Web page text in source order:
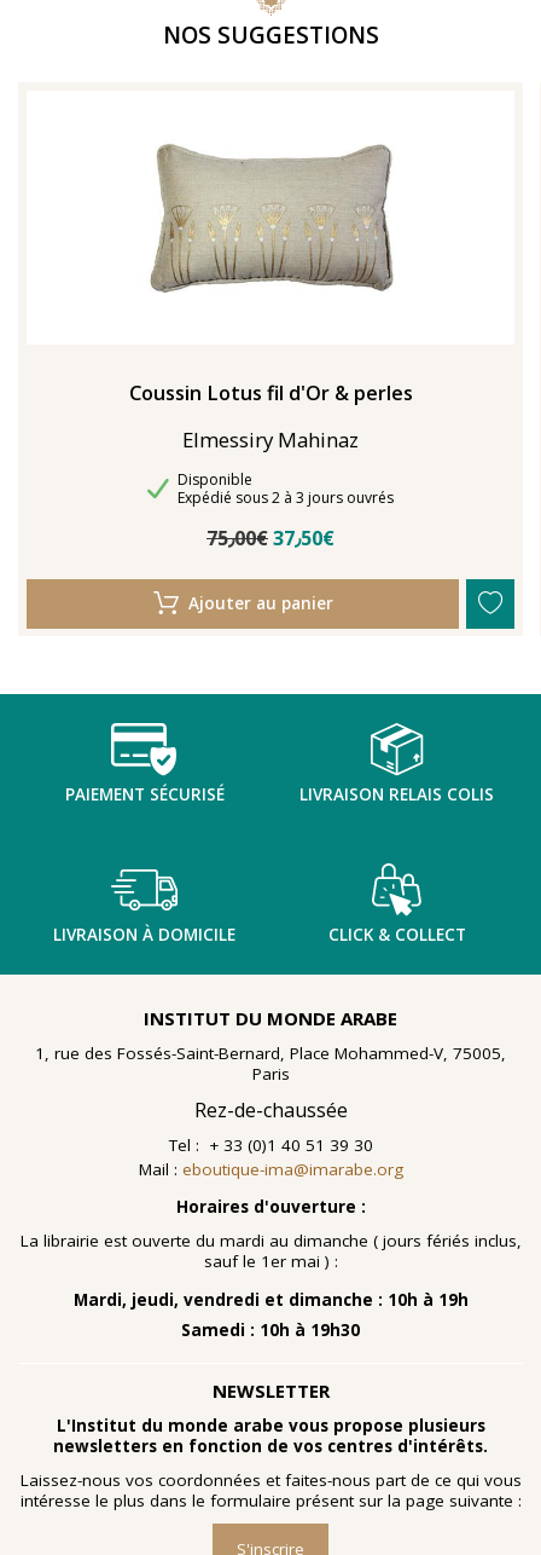
NOS SUGGESTIONS
Coussin Lotus fil d'Or & perles
Elmessiry Mahinaz
Disponibilité
Disponible
Délais de livraison
Expédié sous 2 à 3 jours ouvrés
75٫00€ 37٫50€
Ajouter au panier
PAIEMENT SÉCURISÉ LIVRAISON RELAIS COLIS
LIVRAISON À DOMICILE CLICK & COLLECT
INSTITUT DU MONDE ARABE
1, rue des Fossés-Saint-Bernard, Place Mohammed-V, 75005,
Paris
Rez-de-chaussée
Tel : + 33 (0)1 40 51 39 30
Mail : eboutique-ima@imarabe.org
Horaires d'ouverture :
La librairie est ouverte du mardi au dimanche ( jours fériés inclus,
sauf le 1er mai ) :
Mardi, jeudi, vendredi et dimanche : 10h à 19h
Samedi : 10h à 19h30
NEWSLETTER
L'Institut du monde arabe vous propose plusieurs
newsletters en fonction de vos centres d'intérêts.
Laissez-nous vos coordonnées et faites-nous part de ce qui vous
intéresse le plus dans le formulaire présent sur la page suivante :
S'inscrire